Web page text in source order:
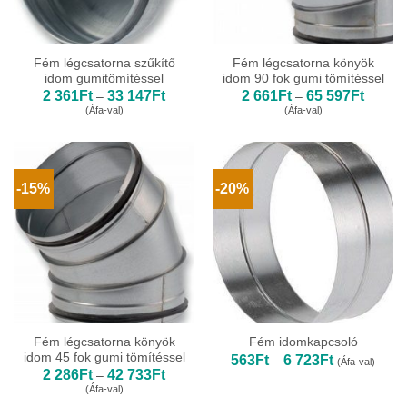
Fém légcsatorna szűkítő
idom gumitömítéssel
2 361Ft – 33 147FtÁrtartomány:
(Áfa-val)
Fém légcsatorna könyök
idom 90 fok gumi tömítéssel
2 661Ft – 65 597Ft
597Ft
(Áfa-val)
-15%
Fém légcsatorna könyök
idom 45 fok gumi tömítéssel
2 286Ft – 42 733FtÁrtartomány:
(Áfa-val)
-20%
Fém idomkapcsoló
563Ft – 6 723FtÁrtartomány:
563Ft
(Áfa-val)